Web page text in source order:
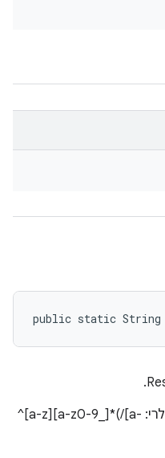
public static String
המפתח צריך להתאים לביטוי הרגולרי: ‎^[a-z][a-z0-9_]*(/[a-